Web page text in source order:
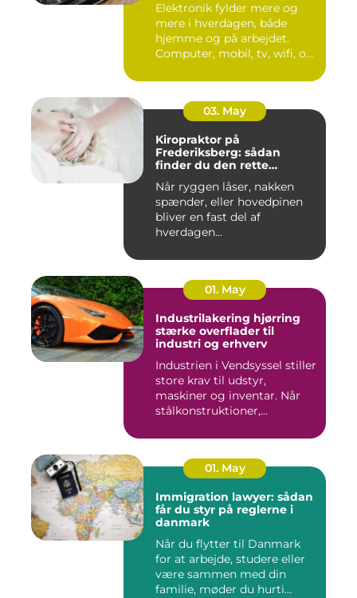
Elektronik fylder mere og
mere i hverdagen, både
hjemme og på arbejdet.
Computer, mobil, tv, wifi, o...
03. May
Kiropraktor på
Frederiksberg: sådan
finder du den rette
Når ryggen låser, nakken
spænder, eller hovedpinen
bliver en fast del af
hverdagen...
01. May
Industrilakering hjørring
stærke overflader til
industri og erhverv
Industrien i Vendsyssel stiller
store krav til udstyr,
maskiner og inventar. Når
stålkonstruktioner,...
01. May
Immigration lawyer: sådan
får du styr på reglerne i
danmark
Når du flytter til Danmark
for at arbejde, studere eller
være sammen med din
familie, møder du hurti...